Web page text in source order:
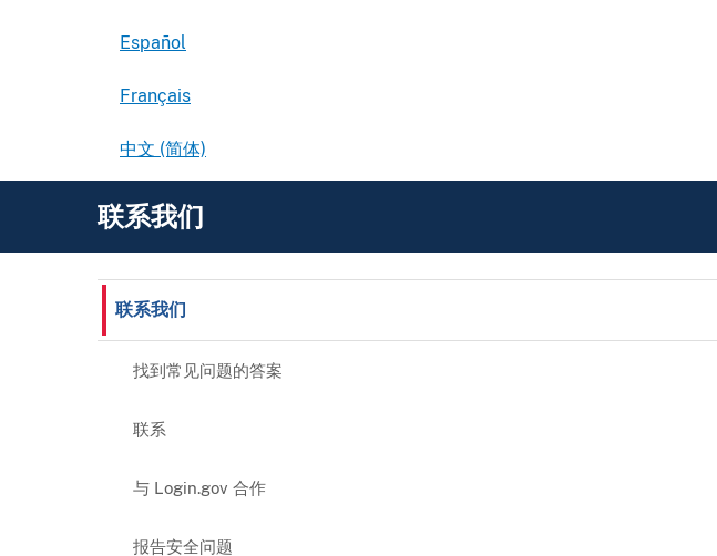
Español
Français
中文 (简体)
联系我们
联系我们
找到常见问题的答案
联系
与 Login.gov 合作
报告安全问题